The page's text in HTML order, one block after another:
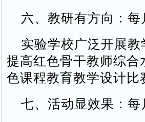
六、教研有方向：每
实验学校广泛开展教
提高红色骨干教师综
色课程教育教学设计比
七、活动显效果：每